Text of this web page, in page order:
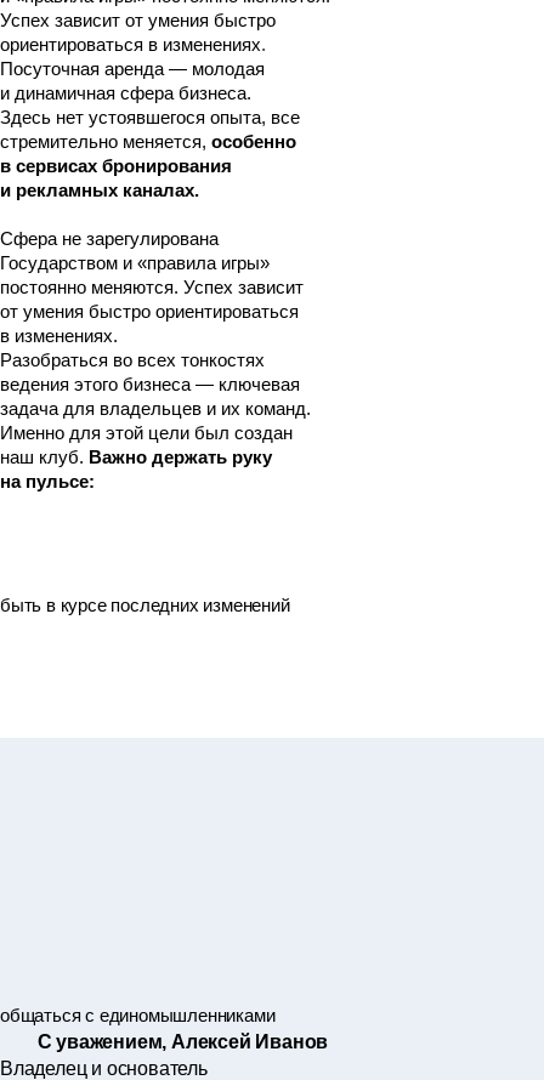
Успех зависит от умения быстро
ориентироваться в изменениях.
Посуточная аренда — молодая
и динамичная сфера бизнеса.
Здесь нет устоявшегося опыта, все
стремительно меняется, особенно
в сервисах бронирования
и рекламных каналах.
Сфера не зарегулирована
Государством и «правила игры»
постоянно меняются. Успех зависит
от умения быстро ориентироваться
в изменениях.
Разобраться во всех тонкостях
ведения этого бизнеса — ключевая
задача для владельцев и их команд.
Именно для этой цели был создан
наш клуб. Важно держать руку
на пульсе:
быть в курсе последних изменений
общаться с единомышленниками
С уважением, Алексей Иванов
Владелец и основатель